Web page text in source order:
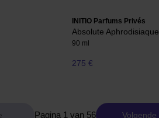
INITIO Parfums Privés
Absolute Aphrodisiaque
90 ml
275 €
Pagina 1 van 56 Volgende